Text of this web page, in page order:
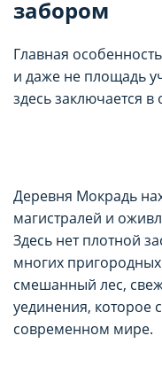
забором
Главная
и даже не площадь
здесь заключается
Деревня Мокрадь
магистралей и
Здесь нет плотной
многих
смешанный лес,
уединения, которое
современном мире.